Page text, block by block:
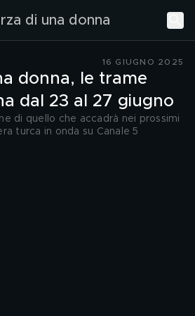
di una donna
16 GIUGNO 2025
donna, le trame
dal 23 al 27 giugno
di quello che accadrà nei prossimi
turca in onda su Canale 5